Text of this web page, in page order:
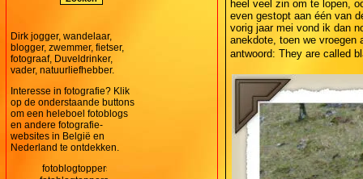
Dirk jogger, wandelaar,
blogger, zwemmer, fietser,
fotograaf, Duveldrinker,
vader, natuurliefhebber.
Interesse in fotografie? Klik
op de onderstaande buttons
om een heleboel fotoblogs
en andere fotografie-
websites in België en
Nederland te ontdekken.
heel veel zin om te lopen,
even gestopt aan één van
vorig jaar mei vond ik dan
anekdote, toen we vroegen
antwoord: They are called